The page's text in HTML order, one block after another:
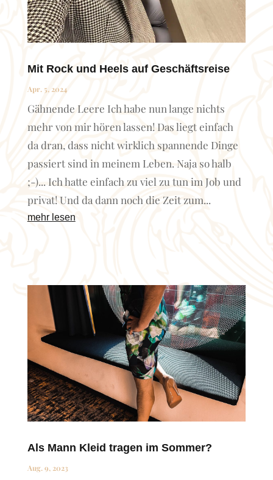
Mit Rock und Heels auf Geschäftsreise
Apr. 5, 2024
Gähnende Leere Ich habe nun lange nichts
mehr von mir hören lassen! Das liegt einfach
da dran, dass nicht wirklich spannende Dinge
passiert sind in meinem Leben. Naja so halb
;-)... Ich hatte einfach zu viel zu tun im Job und
privat! Und da dann noch die Zeit zum...
mehr lesen
Als Mann Kleid tragen im Sommer?
Aug. 9, 2023